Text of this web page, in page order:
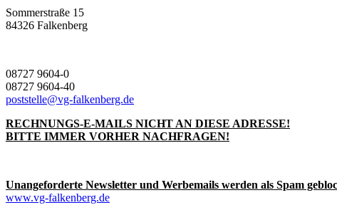
Sommerstraße 15
84326 Falkenberg
08727 9604-0
08727 9604-40
poststelle@vg-falkenberg.de
RECHNUNGS-E-MAILS NICHT AN DIESE ADRESSE!
BITTE IMMER VORHER NACHFRAGEN!
Unangeforderte Newsletter und Werbemails werden als Spam
www.vg-falkenberg.de